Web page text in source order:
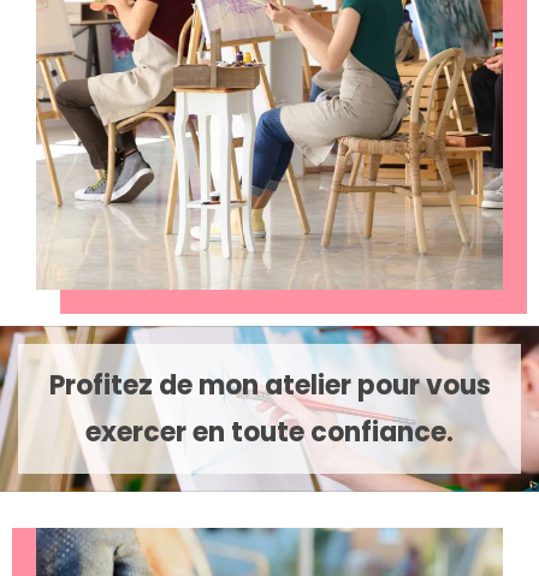
Profitez de mon atelier pour vous
exercer en toute confiance.